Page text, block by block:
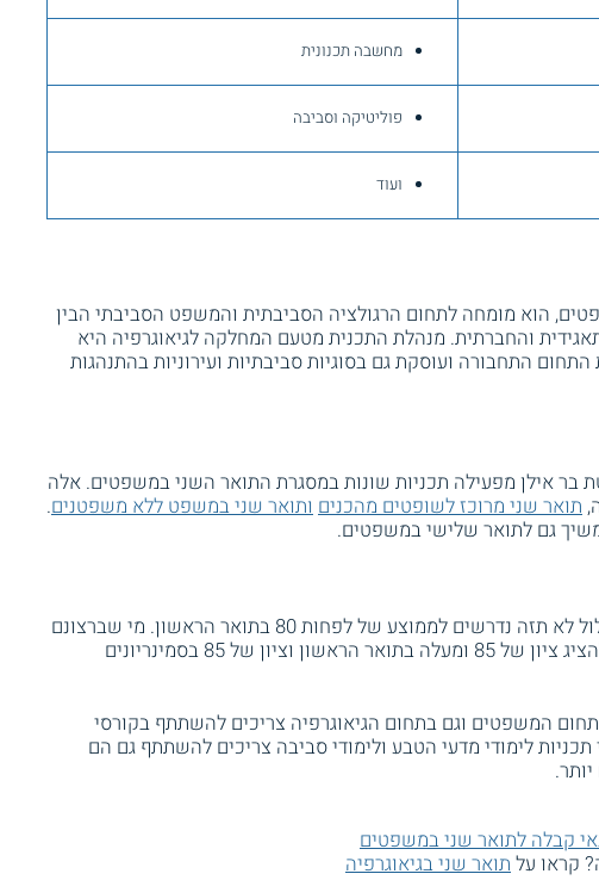
מחשבה תכנונית
פוליטיקה וסביבה
ועוד
הוא מומחה לתחום הרגולציה הסביבתית והמשפט הסביבתי הבין
והחברתית. מנהלת התכנית מטעם המחלקה לגיאוגרפיה היא
התחבורה ועוסקת גם בסוגיות סביבתיות ועירוניות בהתנהגות
בר אילן מפעילה תכניות שונות במסגרת התואר השני במשפטים. אלה
תואר שני מרוכז לשופטים מהכניםותואר שני במשפט ללא משפטנים.
גם לתואר שלישי במשפטים.
מועמדים המעוניינים להתקבל למסלול לא תזה נדרשים לממוצע של לפחות 80 בתואר הראשון. מי שברצונם
להתקבל למסלול המחקרי צריכים להציג ציון של 85 ומעלה בתואר הראשון וציון של 85 בסמינריונים
המשפטים וגם בתחום הגיאוגרפיה צריכים להשתתף בקורסי
לימודי מדעי הטבע ולימודי סביבה צריכים להשתתף גם הם
קבלה לתואר שני במשפטים
קראו על תואר שני בגיאוגרפיה